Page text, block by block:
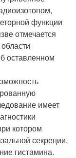
функции
отмечается
оставленном
имеет
котором
секреции,
гистамина.